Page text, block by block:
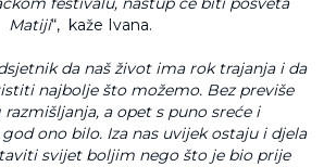
Matiji“, kaže Ivana.
da naš život ima rok trajanja i da
najbolje što možemo. Bez previše
a opet s puno sreće i
ono bilo. Iza nas uvijek ostaju i djela
svijet boljim nego što je bio prije